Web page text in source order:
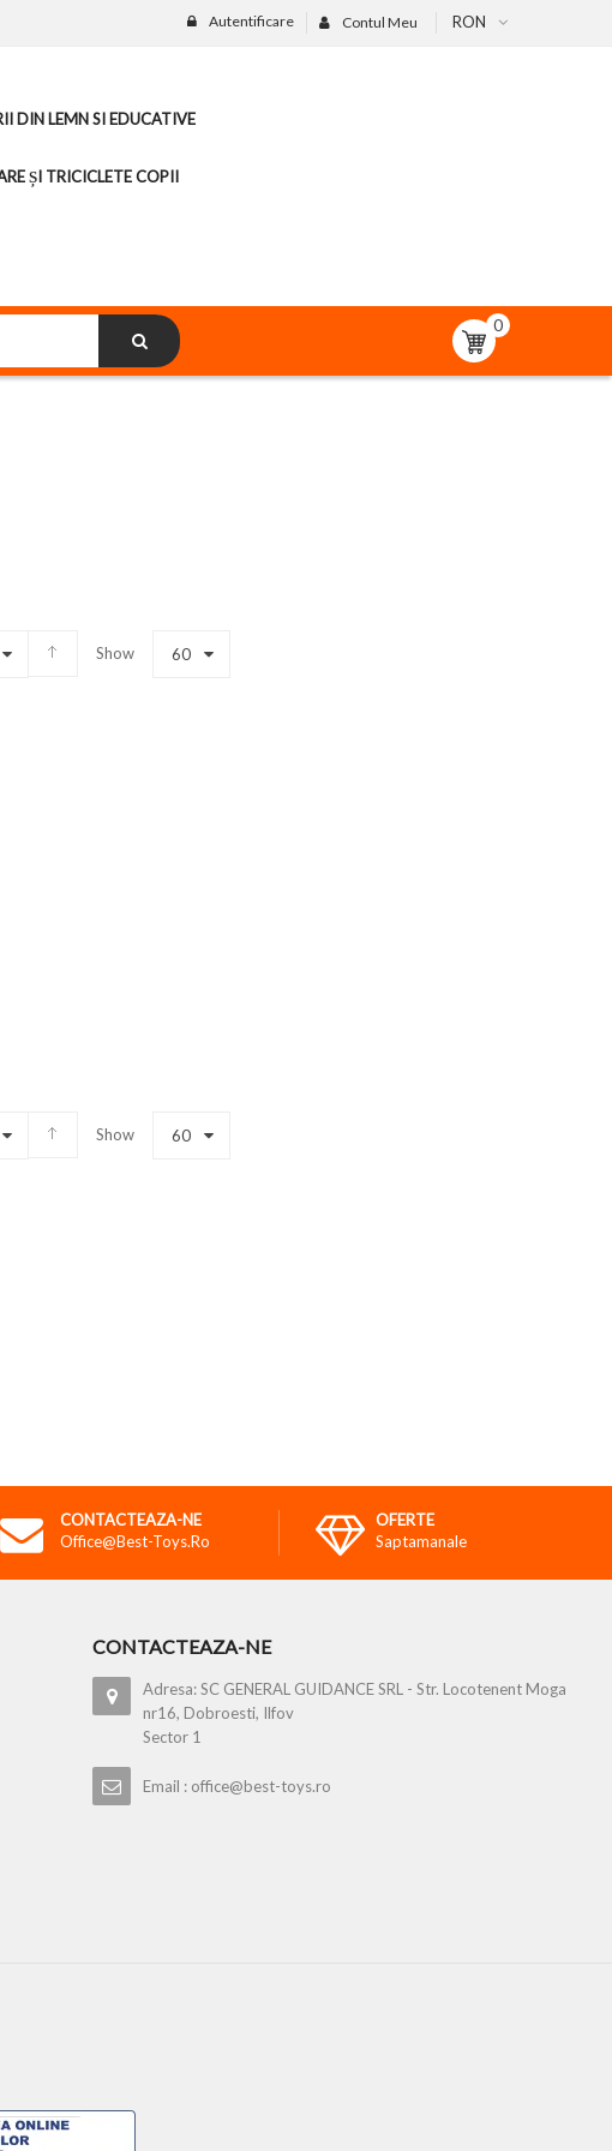
RON
Contul Meu
Autentificare
DIN LEMN SI EDUCATIVE
ȘI TRICICLETE COPII
0
Show 60
Show 60
CONTACTEAZA-NE
Office@best-Toys.ro
OFERTE
Saptamanale
CONTACTEAZA-NE
Adresa: SC GENERAL GUIDANCE SRL - Str. Locotenent Moga
nr16, Dobroesti, Ilfov
Sector 1
Email : office@best-toys.ro